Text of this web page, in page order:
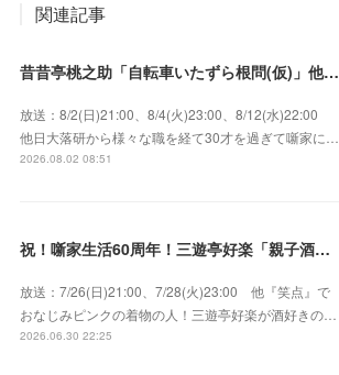
関連記事
昔昔亭桃之助「自転車いたずら根問(仮)」他～師匠・桃太郎のいない初めての桜の季節の独演会！
放送：8/2(日)21:00、8/4(火)23:00、8/12(水)22:00
他日大落研から様々な職を経て30才を過ぎて噺家に…
2026.08.02 08:51
祝！噺家生活60周年！三遊亭好楽「親子酒」錦笑亭満堂「桜ん坊」～満堂フェス2026
放送：7/26(日)21:00、7/28(火)23:00 他『笑点』で
おなじみピンクの着物の人！三遊亭好楽が酒好きの…
2026.06.30 22:25